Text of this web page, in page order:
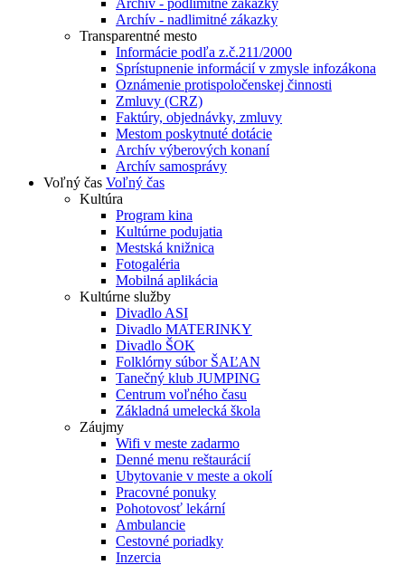
Archív - podlimitné zákazky
Archív - nadlimitné zákazky
Transparentné mesto
Informácie podľa z.č.211/2000
Sprístupnenie informácií v zmysle infozákona
Oznámenie protispoločenskej činnosti
Zmluvy (CRZ)
Faktúry, objednávky, zmluvy
Mestom poskytnuté dotácie
Archív výberových konaní
Archív samosprávy
Voľný čas Voľný čas
Kultúra
Program kina
Kultúrne podujatia
Mestská knižnica
Fotogaléria
Mobilná aplikácia
Kultúrne služby
Divadlo ASI
Divadlo MATERINKY
Divadlo ŠOK
Folklórny súbor ŠAĽAN
Tanečný klub JUMPING
Centrum voľného času
Základná umelecká škola
Záujmy
Wifi v meste zadarmo
Denné menu reštaurácií
Ubytovanie v meste a okolí
Pracovné ponuky
Pohotovosť lekární
Ambulancie
Cestovné poriadky
Inzercia